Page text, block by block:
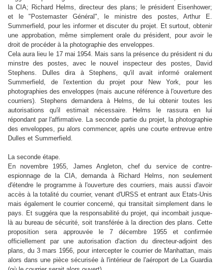
la CIA; Richard Helms, directeur des plans; le président Eisenhower;
et
le "Postemaster Général", le ministre des postes, Arthur E.
Summerfield, pour les informer et discuter du projet. Et surtout, obtenir
une approbation, même simplement orale du président, pour avoir le
droit de procéder à la photographie des enveloppes.
Cela aura lieu le 17 mai 1954. Mais sans la présence du président ni du
minstre des postes, avec le nouvel inspecteur des postes, David
Stephens. Dulles dira à Stephens, qu'il avait informé oralement
Summerfield, de l'extention du projet pour New York, pour les
photographies des enveloppes (mais aucune référence à l'ouverture des
courriers). Stephens demandera à Helms, de lui obtenir toutes les
autorisations qu'il estimait nécessaire. Helms le rassura en lui
répondant par l'affirmative. La seconde partie du projet, la photographie
des enveloppes, pu alors commencer, après une courte entrevue entre
Dulles et Summerfield.
La seconde étape.
En novembre 1955, James Angleton, chef du service de contre-
espionnage de la CIA, demanda à Richard Helms, non seulement
d'étendre le programme à l'ouverture des courriers, mais aussi d'avoir
accès à la totalité du courrier, venant d'URSS et entrant aux Etats-Unis
mais également le courrier concerné, qui transitait simplement dans le
pays. Et suggéra que la responsabilité du projet, qui incombait jusque-
là au bureau de sécurité, soit transférée à la direction des plans. Cette
proposition sera approuvée le 7 décembre 1955 et confirmée
officiellement par une autorisation d'action du directeur-adjoint des
plans, du 3 mars 1956, pour intercepter le courrier de Manhattan, mais
alors dans une pièce sécurisée à l'intérieur de l'aéroport de La Guardia